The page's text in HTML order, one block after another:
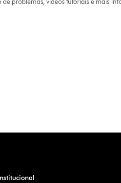
problemas, vídeos tutoriais e mais